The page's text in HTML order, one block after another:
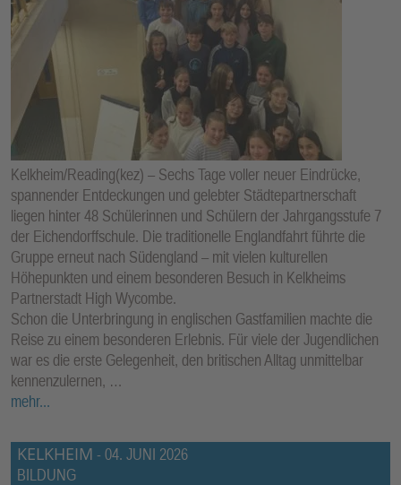
Kelkheim/Reading(kez) – Sechs Tage voller neuer Eindrücke,
spannender Entdeckungen und gelebter Städtepartnerschaft
liegen hinter 48 Schülerinnen und Schülern der Jahrgangsstufe 7
der Eichendorffschule. Die traditionelle Englandfahrt führte die
Gruppe erneut nach Südengland – mit vielen kulturellen
Höhepunkten und einem besonderen Besuch in Kelkheims
Partnerstadt High Wycombe.
Schon die Unterbringung in englischen Gastfamilien machte die
Reise zu einem besonderen Erlebnis. Für viele der Jugendlichen
war es die erste Gelegenheit, den britischen Alltag unmittelbar
kennenzulernen, …
mehr...
KELKHEIM - 04. JUNI 2026
BILDUNG